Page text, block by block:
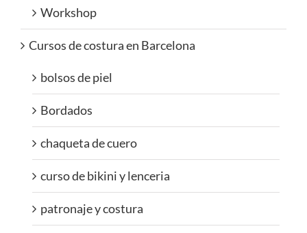
Workshop
Cursos de costura en Barcelona
bolsos de piel
Bordados
chaqueta de cuero
curso de bikini y lenceria
patronaje y costura